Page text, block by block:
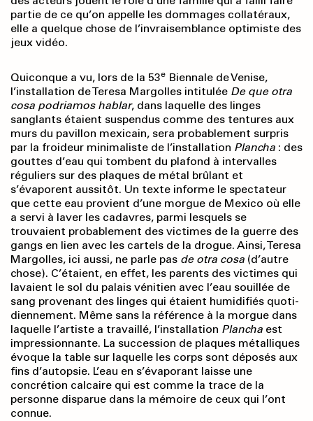
partie de ce qu’on appelle les dommages collatéraux,
elle a quelque chose de l’invraisemblance optimiste des
jeux vidéo.
Quiconque a vu, lors de la 53e Biennale de Venise,
l’installation de Teresa Margolles intitulée De que otra
cosa podriamos hablar, dans laquelle des linges
sanglants étaient suspendus comme des tentures aux
murs du pavillon mexicain, sera probablement surpris
par la froideur minimaliste de l’installation Plancha : des
gouttes d’eau qui tombent du plafond à intervalles
réguliers sur des plaques de métal brûlant et
s’évaporent aussitôt. Un texte informe le spectateur
que cette eau provient d’une morgue de Mexico où elle
a servi à laver les cadavres, parmi lesquels se
trouvaient probablement des victimes de la guerre des
gangs en lien avec les cartels de la drogue. Ainsi, Teresa
Margolles, ici aussi, ne parle pas de otra cosa (d’autre
chose). C’étaient, en effet, les parents des victimes qui
lavaient le sol du palais vénitien avec l’eau souillée de
sang provenant des linges qui étaient humidifiés quoti­
diennement. Même sans la référence à la morgue dans
laquelle l’artiste a travaillé, l’installation Plancha est
impressionnante. La succession de plaques métalliques
évoque la table sur laquelle les corps sont déposés aux
fins d’autopsie. L’eau en s’évaporant laisse une
concrétion calcaire qui est comme la trace de la
personne disparue dans la mémoire de ceux qui l’ont
connue.